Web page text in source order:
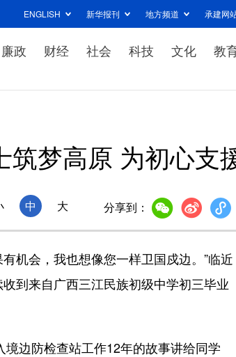
ENGLISH 新华报刊 地方频道 承建网
廉政 财经 社会 科技 文化 教
筑梦高原 为初心支
中 大 分享到：
会，我也想像您一样卫国戍边。”临近
到来自广西三江民族初级中学初三毕业
边防检查站工作12年的故事讲给同学